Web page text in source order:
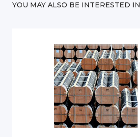
YOU MAY ALSO BE INTERESTED IN